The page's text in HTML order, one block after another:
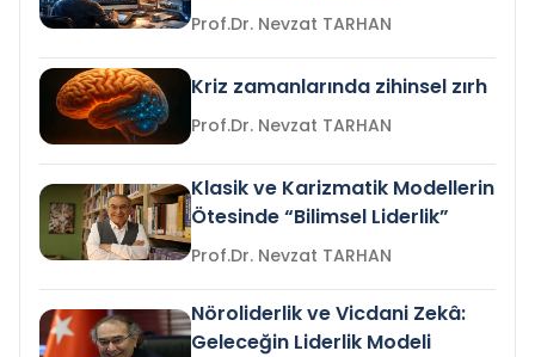
Prof.Dr. Nevzat TARHAN
Kriz zamanlarında zihinsel zırh
Prof.Dr. Nevzat TARHAN
Klasik ve Karizmatik Modellerin
Ötesinde “Bilimsel Liderlik”
Prof.Dr. Nevzat TARHAN
Nöroliderlik ve Vicdani Zekâ:
Geleceğin Liderlik Modeli